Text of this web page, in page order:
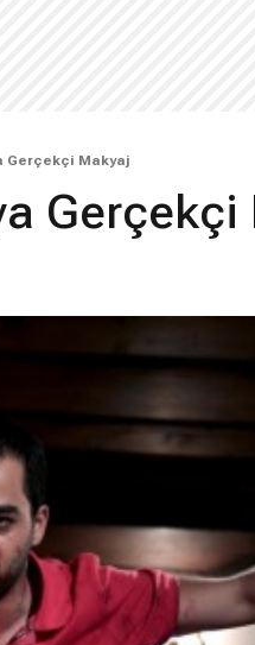
Gerçekçi Makyaj
Gerçekçi